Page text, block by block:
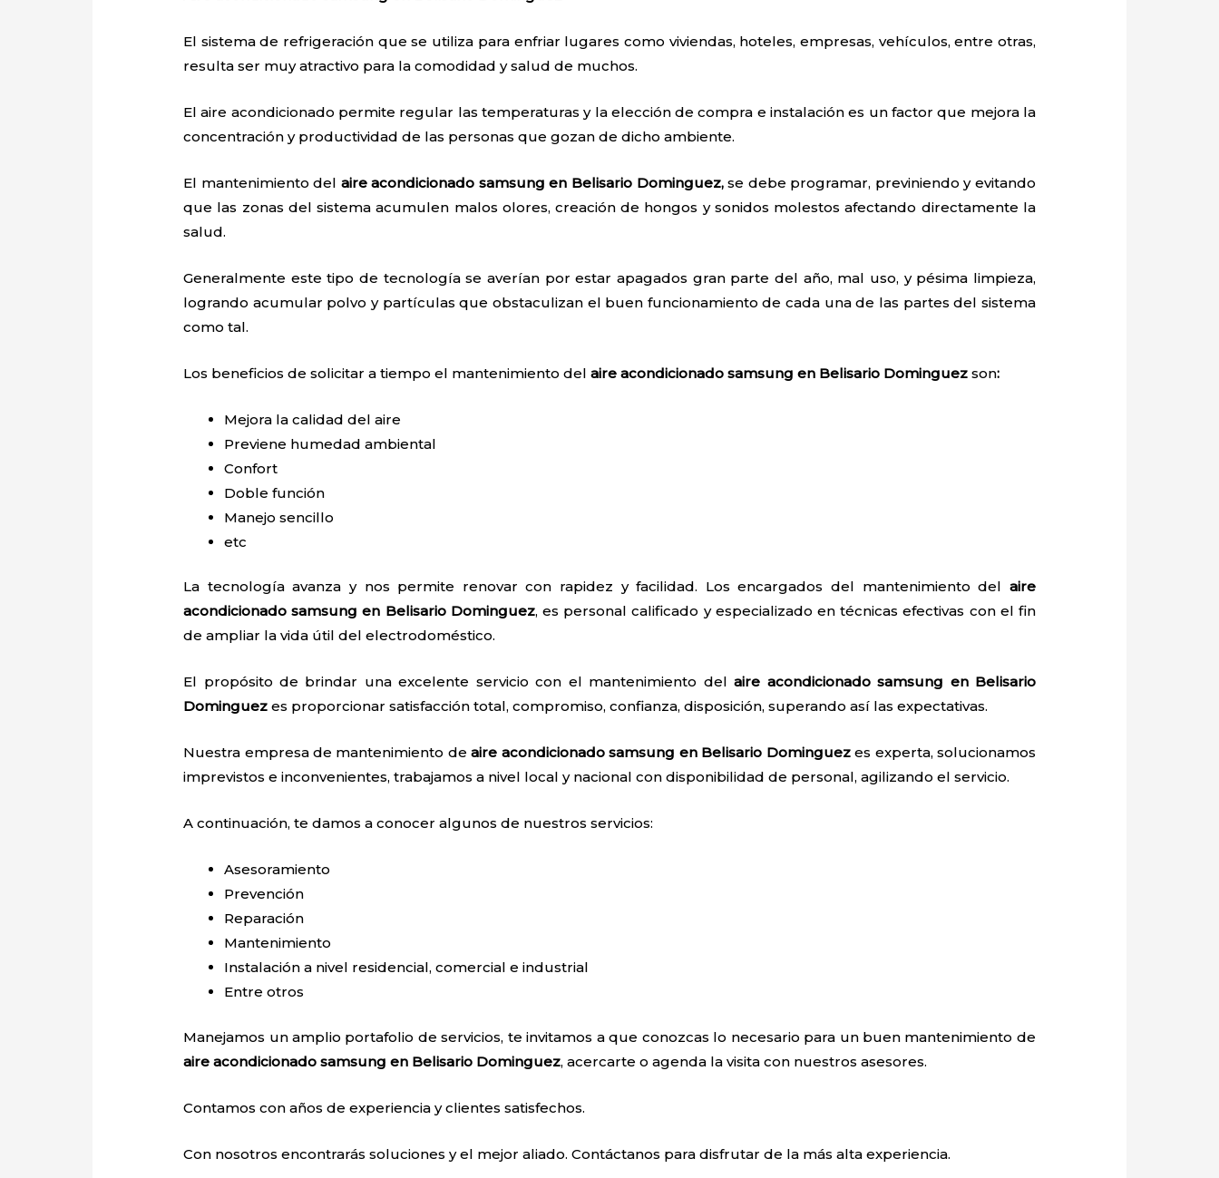
El sistema de refrigeración que se utiliza para enfriar lugares como viviendas, hoteles, empresas, vehículos, entre otras,
resulta ser muy atractivo para la comodidad y salud de muchos.
El aire acondicionado permite regular las temperaturas y la elección de compra e instalación es un factor que mejora la
concentración y productividad de las personas que gozan de dicho ambiente.
El mantenimiento del aire acondicionado samsung en Belisario Dominguez,se debe programar, previniendo y evitando
que las zonas del sistema acumulen malos olores, creación de hongos y sonidos molestos afectando directamente la
salud.
Generalmente este tipo de tecnología se averían por estar apagados gran parte del año, mal uso, y pésima limpieza,
logrando acumular polvo y partículas que obstaculizan el buen funcionamiento de cada una de las partes del sistema
como tal.
Los beneficios de solicitar a tiempo el mantenimiento delaire acondicionado samsung en Belisario Dominguezson:
Mejora la calidad del aire
Previene humedad ambiental
Confort
Doble función
Manejo sencillo
etc
La tecnología avanza y nos permite renovar con rapidez y facilidad. Los encargados del mantenimiento del aire
acondicionado samsung en Belisario Dominguez, es personal calificado y especializado en técnicas efectivas con el fin
de ampliar la vida útil del electrodoméstico.
El propósito de brindar una excelente servicio con el mantenimiento delaire acondicionado samsung en Belisario
Dominguez es proporcionar satisfacción total, compromiso, confianza, disposición, superando así las expectativas.
Nuestra empresa de mantenimiento deaire acondicionado samsung en Belisario Dominguezes experta, solucionamos
imprevistos e inconvenientes, trabajamos a nivel local y nacional con disponibilidad de personal, agilizando el servicio.
A continuación, te damos a conocer algunos de nuestros servicios:
Asesoramiento
Prevención
Reparación
Mantenimiento
Instalación a nivel residencial, comercial e industrial
Entre otros
Manejamos un amplio portafolio de servicios, te invitamos a que conozcas lo necesario para un buen mantenimiento de
aire acondicionado samsung en Belisario Dominguez, acercarte o agenda la visita con nuestros asesores.
Contamos con años de experiencia y clientes satisfechos.
Con nosotros encontrarás soluciones y el mejor aliado. Contáctanos para disfrutar de la más alta experiencia.